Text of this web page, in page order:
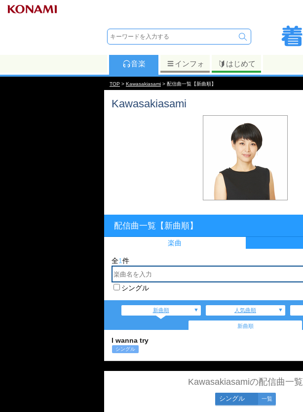
音楽 インフォ はじめて
TOP > Kawasakiasami > 配信曲一覧【新曲順】
Kawasakiasami
配信曲一覧【新曲順】
楽曲
全1件
シングル
新曲順 人気曲順
新曲順
I wanna try
シングル
Kawasakiasamiの配信曲一覧
シングル 一覧